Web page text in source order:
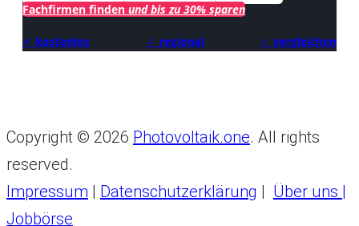
Fachfirmen finden und bis zu 30% sparen
✓ kostenlos ✓ regional ✓ vergleichen
Copyright © 2026 Photovoltaik.one. All rights
reserved.
Impressum | Datenschutzerklärung | Über uns |
Jobbörse